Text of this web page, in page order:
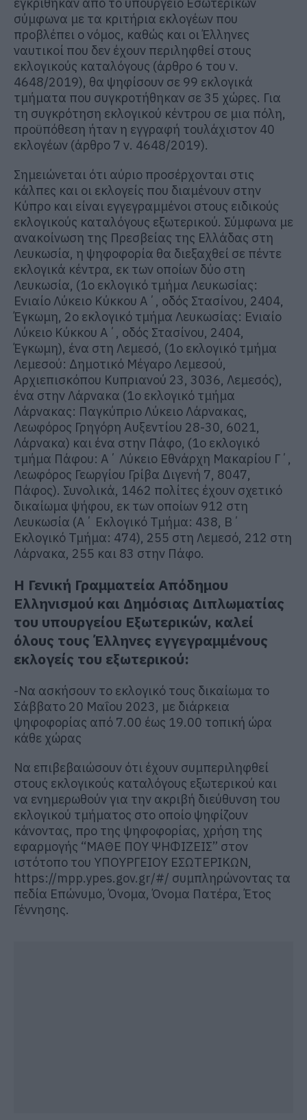
σύμφωνα με τα κριτήρια εκλογέων που
προβλέπει ο νόμος, καθώς και οι Έλληνες
ναυτικοί που δεν έχουν περιληφθεί στους
εκλογικούς καταλόγους (άρθρο 6 του ν.
4648/2019), θα ψηφίσουν σε 99 εκλογικά
τμήματα που συγκροτήθηκαν σε 35 χώρες. Για
τη συγκρότηση εκλογικού κέντρου σε μια πόλη,
προϋπόθεση ήταν η εγγραφή τουλάχιστον 40
εκλογέων (άρθρο 7 ν. 4648/2019).
Σημειώνεται ότι αύριο προσέρχονται στις
κάλπες και οι εκλογείς που διαμένουν στην
Κύπρο και είναι εγγεγραμμένοι στους ειδικούς
εκλογικούς καταλόγους εξωτερικού. Σύμφωνα με
ανακοίνωση της Πρεσβείας της Ελλάδας στη
Λευκωσία, η ψηφοφορία θα διεξαχθεί σε πέντε
εκλογικά κέντρα, εκ των οποίων δύο στη
Λευκωσία, (1ο εκλογικό τμήμα Λευκωσίας:
Ενιαίο Λύκειο Κύκκου Α΄, οδός Στασίνου, 2404,
Έγκωμη, 2ο εκλογικό τμήμα Λευκωσίας: Ενιαίο
Λύκειο Κύκκου Α΄, οδός Στασίνου, 2404,
Έγκωμη), ένα στη Λεμεσό, (1ο εκλογικό τμήμα
Λεμεσού: Δημοτικό Μέγαρο Λεμεσού,
Αρχιεπισκόπου Κυπριανού 23, 3036, Λεμεσός),
ένα στην Λάρνακα (1ο εκλογικό τμήμα
Λάρνακας: Παγκύπριο Λύκειο Λάρνακας,
Λεωφόρος Γρηγόρη Αυξεντίου 28-30, 6021,
Λάρνακα) και ένα στην Πάφο, (1ο εκλογικό
τμήμα Πάφου: Α΄ Λύκειο Εθνάρχη Μακαρίου Γ΄,
Λεωφόρος Γεωργίου Γρίβα Διγενή 7, 8047,
Πάφος). Συνολικά, 1462 πολίτες έχουν σχετικό
δικαίωμα ψήφου, εκ των οποίων 912 στη
Λευκωσία (Α΄ Εκλογικό Τμήμα: 438, Β΄
Εκλογικό Τμήμα: 474), 255 στη Λεμεσό, 212 στη
Λάρνακα, 255 και 83 στην Πάφο.
Η Γενική Γραμματεία Απόδημου
Ελληνισμού και Δημόσιας Διπλωματίας
του υπουργείου Εξωτερικών, καλεί
όλους τους Έλληνες εγγεγραμμένους
εκλογείς του εξωτερικού:
-Να ασκήσουν το εκλογικό τους δικαίωμα το
Σάββατο 20 Μαΐου 2023, με διάρκεια
ψηφοφορίας από 7.00 έως 19.00 τοπική ώρα
κάθε χώρας
Να επιβεβαιώσουν ότι έχουν συμπεριληφθεί
στους εκλογικούς καταλόγους εξωτερικού και
να ενημερωθούν για την ακριβή διεύθυνση του
εκλογικού τμήματος στο οποίο ψηφίζουν
κάνοντας, προ της ψηφοφορίας, χρήση της
εφαρμογής “ΜΑΘΕ ΠΟΥ ΨΗΦΙΖΕΙΣ” στον
ιστότοπο του ΥΠΟΥΡΓΕΙΟΥ ΕΣΩΤΕΡΙΚΩΝ,
https://mpp.ypes.gov.gr/#/ συμπληρώνοντας τα
πεδία Επώνυμο, Όνομα, Όνομα Πατέρα, Έτος
Γέννησης.